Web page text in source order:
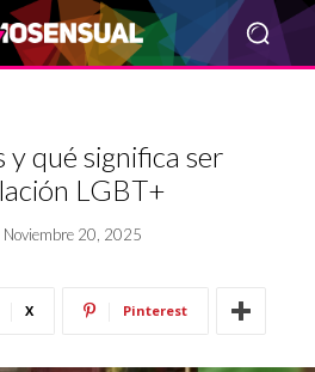
y qué significa ser
LGBT+
Noviembre 20, 2025
X Pinterest